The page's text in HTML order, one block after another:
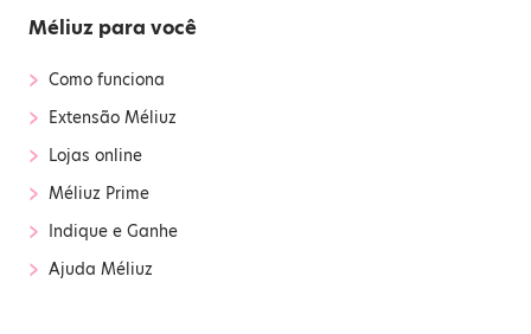
Méliuz para você
› Como funciona
› Extensão Méliuz
› Lojas online
› Méliuz Prime
› Indique e Ganhe
› Ajuda Méliuz